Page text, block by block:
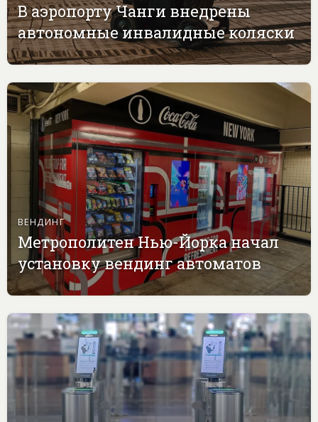
В аэропорту Чанги внедрены
автономные инвалидные коляски
ВЕНДИНГ
Метрополитен Нью-Йорка начал
установку вендинг автоматов